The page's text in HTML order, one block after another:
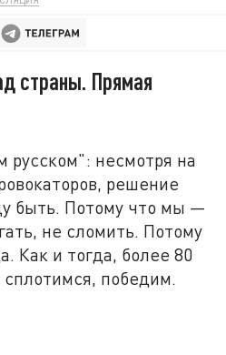
страны. Прямая
русском": несмотря на
решение
быть. Потому что мы —
не сломить. Потому
Как и тогда, более 80
победим.